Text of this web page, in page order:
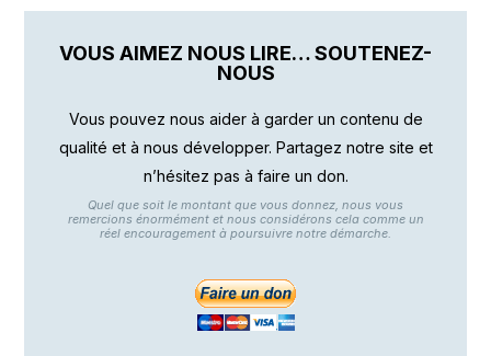
VOUS AIMEZ NOUS LIRE… SOUTENEZ-
NOUS
Vous pouvez nous aider à garder un contenu de
qualité et à nous développer. Partagez notre site et
n’hésitez pas à faire un don.
Quel que soit le montant que vous donnez, nous vous
remercions énormément et nous considérons cela comme un
réel encouragement à poursuivre notre démarche.